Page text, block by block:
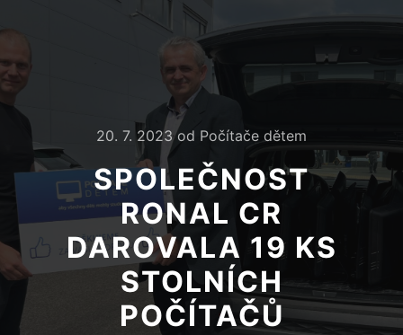
20. 7. 2023od Počítače dětem
SPOLEČNOST
RONAL CR
DAROVALA 19 KS
STOLNÍCH
POČÍTAČŮ